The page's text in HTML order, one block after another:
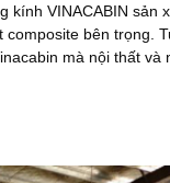
kính VINACABIN sản
composite bên trọng.
mà nội thất và